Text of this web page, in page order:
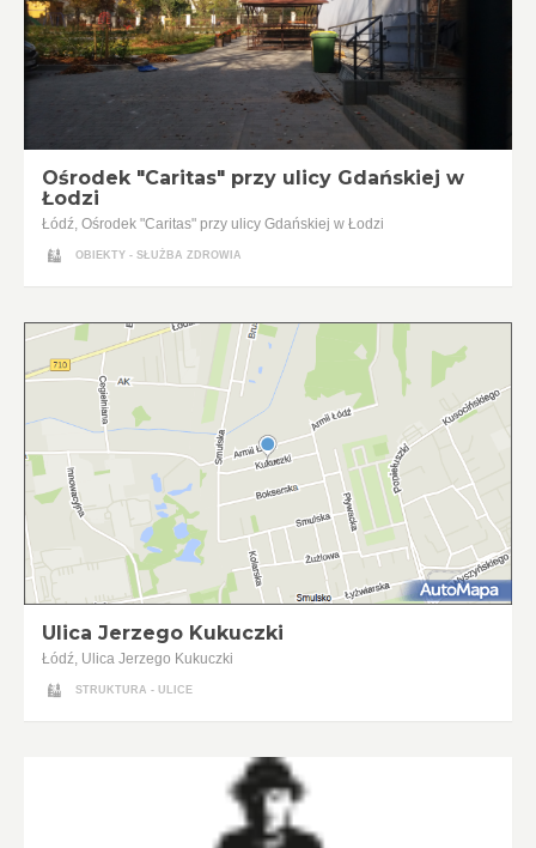
Ośrodek "Caritas" przy ulicy Gdańskiej w
Łodzi
Łódź, Ośrodek "Caritas" przy ulicy Gdańskiej w Łodzi
OBIEKTY - SŁUŻBA ZDROWIA
Ulica Jerzego Kukuczki
Łódź, Ulica Jerzego Kukuczki
STRUKTURA - ULICE